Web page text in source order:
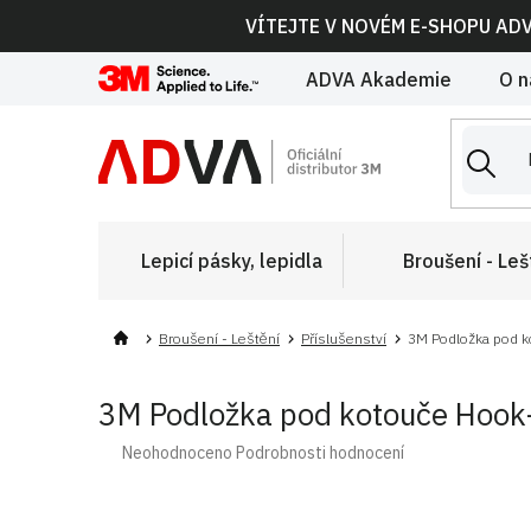
obsah
VÍTEJTE V NOVÉM E-SHOPU
ADVA Akademie O
Lepicí pásky, lepidla Broušení -
Broušení - Leštění Příslušenství 3M Podložka pod
3M Podložka pod kotouče
Průměrné
Neohodnoceno Podrobnosti hodnocení